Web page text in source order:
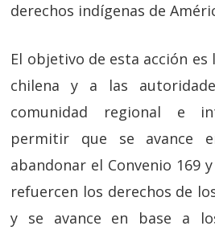
derechos indígenas de
El objetivo de esta acción es
chilena y a las
comunidad regional e
permitir que se avance
abandonar el Convenio 169
refuercen los derechos de
y se avance en base a